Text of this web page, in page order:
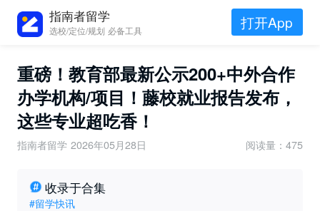
指南者留学
选校/定位/规划 必备工具 打开App
重磅！教育部最新公示200+中外合作
办学机构/项目！藤校就业报告发布，
这些专业超吃香！
指南者留学 2026年05月28日 阅读量：475
收录于合集
#留学快讯